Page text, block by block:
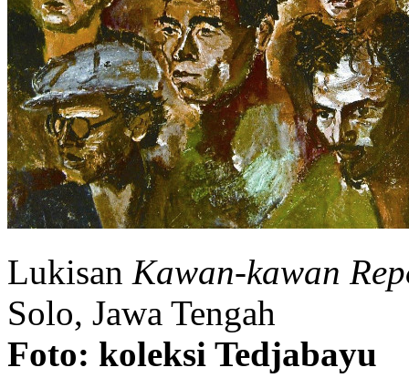
Lukisan Kawan-kawan
Solo, Jawa Tengah
Foto: koleksi Tedjabayu